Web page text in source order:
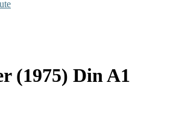
(1975) Din A1